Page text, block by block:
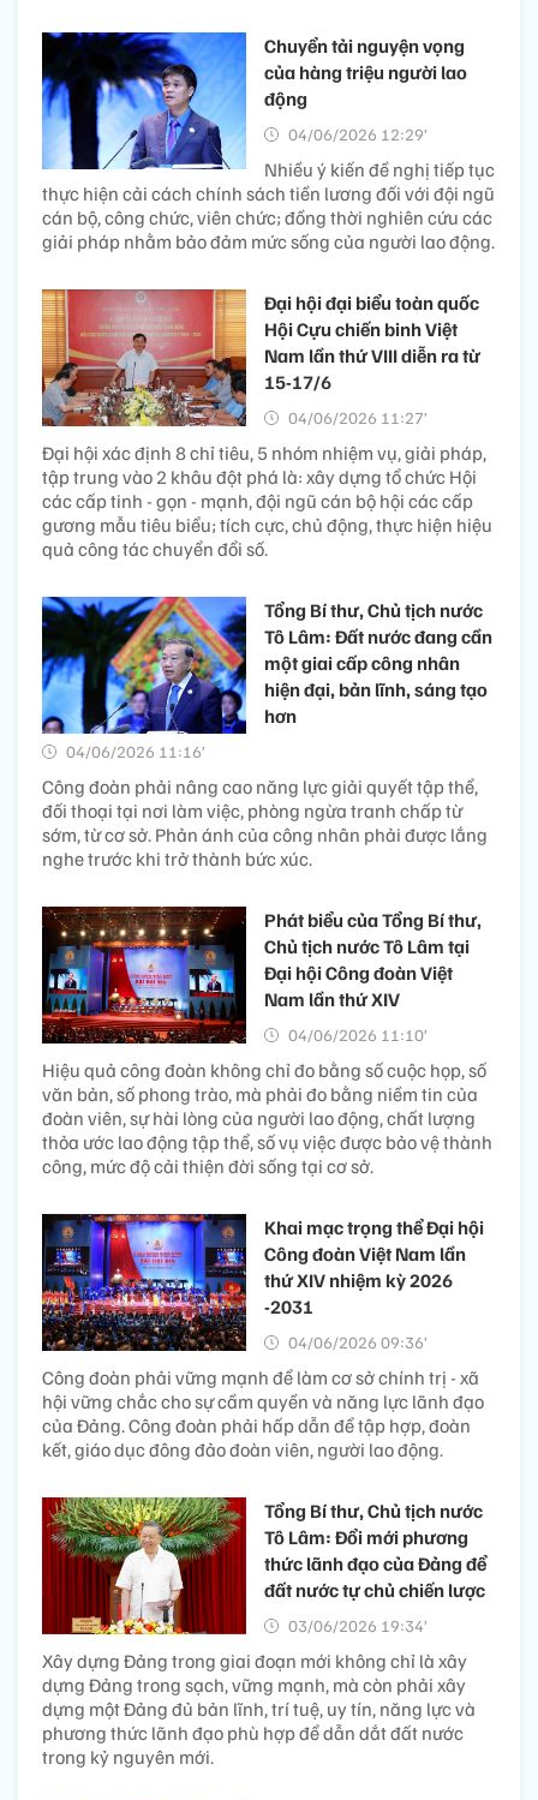
Chuyển tải nguyện vọng
của hàng triệu người lao
động
04/06/2026 12:29’
Nhiều ý kiến đề nghị tiếp tục
thực hiện cải cách chính sách tiền lương đối với đội ngũ
cán bộ, công chức, viên chức; đồng thời nghiên cứu các
giải pháp nhằm bảo đảm mức sống của người lao động.
Đại hội đại biểu toàn quốc
Hội Cựu chiến binh Việt
Nam lần thứ VIII diễn ra từ
15-17/6
04/06/2026 11:27’
Đại hội xác định 8 chỉ tiêu, 5 nhóm nhiệm vụ, giải pháp,
tập trung vào 2 khâu đột phá là: xây dựng tổ chức Hội
các cấp tinh - gọn - mạnh, đội ngũ cán bộ hội các cấp
gương mẫu tiêu biểu; tích cực, chủ động, thực hiện hiệu
quả công tác chuyển đổi số.
Tổng Bí thư, Chủ tịch nước
Tô Lâm: Đất nước đang cần
một giai cấp công nhân
hiện đại, bản lĩnh, sáng tạo
hơn
04/06/2026 11:16’
Công đoàn phải nâng cao năng lực giải quyết tập thể,
đối thoại tại nơi làm việc, phòng ngừa tranh chấp từ
sớm, từ cơ sở. Phản ánh của công nhân phải được lắng
nghe trước khi trở thành bức xúc.
Phát biểu của Tổng Bí thư,
Chủ tịch nước Tô Lâm tại
Đại hội Công đoàn Việt
Nam lần thứ XIV
04/06/2026 11:10’
Hiệu quả công đoàn không chỉ đo bằng số cuộc họp, số
văn bản, số phong trào, mà phải đo bằng niềm tin của
đoàn viên, sự hài lòng của người lao động, chất lượng
thỏa ước lao động tập thể, số vụ việc được bảo vệ thành
công, mức độ cải thiện đời sống tại cơ sở.
Khai mạc trọng thể Đại hội
Công đoàn Việt Nam lần
thứ XIV nhiệm kỳ 2026
-2031
04/06/2026 09:36’
Công đoàn phải vững mạnh để làm cơ sở chính trị - xã
hội vững chắc cho sự cầm quyền và năng lực lãnh đạo
của Đảng. Công đoàn phải hấp dẫn để tập hợp, đoàn
kết, giáo dục đông đảo đoàn viên, người lao động.
Tổng Bí thư, Chủ tịch nước
Tô Lâm: Đổi mới phương
thức lãnh đạo của Đảng để
đất nước tự chủ chiến lược
03/06/2026 19:34’
Xây dựng Đảng trong giai đoạn mới không chỉ là xây
dựng Đảng trong sạch, vững mạnh, mà còn phải xây
dựng một Đảng đủ bản lĩnh, trí tuệ, uy tín, năng lực và
phương thức lãnh đạo phù hợp để dẫn dắt đất nước
trong kỷ nguyên mới.